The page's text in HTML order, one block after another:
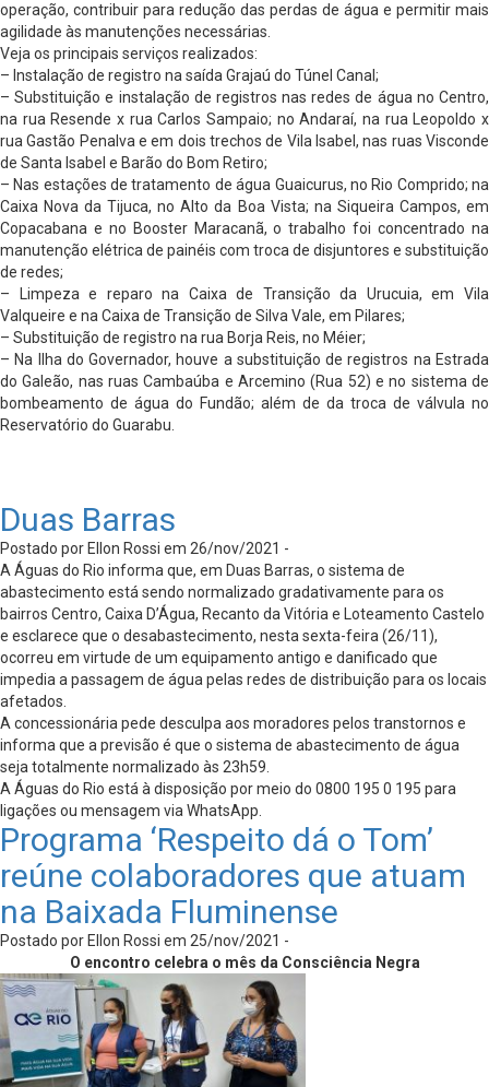
operação, contribuir para redução das perdas de água e permitir mais
agilidade às manutenções necessárias.
Veja os principais serviços realizados:
– Instalação de registro na saída Grajaú do Túnel Canal;
– Substituição e instalação de registros nas redes de água no Centro,
na rua Resende x rua Carlos Sampaio; no Andaraí, na rua Leopoldo x
rua Gastão Penalva e em dois trechos de Vila Isabel, nas ruas Visconde
de Santa Isabel e Barão do Bom Retiro;
– Nas estações de tratamento de água Guaicurus, no Rio Comprido; na
Caixa Nova da Tijuca, no Alto da Boa Vista; na Siqueira Campos, em
Copacabana e no Booster Maracanã, o trabalho foi concentrado na
manutenção elétrica de painéis com troca de disjuntores e substituição
de redes;
– Limpeza e reparo na Caixa de Transição da Urucuia, em Vila
Valqueire e na Caixa de Transição de Silva Vale, em Pilares;
– Substituição de registro na rua Borja Reis, no Méier;
– Na Ilha do Governador, houve a substituição de registros na Estrada
do Galeão, nas ruas Cambaúba e Arcemino (Rua 52) e no sistema de
bombeamento de água do Fundão; além de da troca de válvula no
Reservatório do Guarabu.
Duas Barras
Postado por Ellon Rossi em 26/nov/2021 -
A Águas do Rio informa que, em Duas Barras, o sistema de
abastecimento está sendo normalizado gradativamente para os
bairros Centro, Caixa D’Água, Recanto da Vitória e Loteamento Castelo
e esclarece que o desabastecimento, nesta sexta-feira (26/11),
ocorreu em virtude de um equipamento antigo e danificado que
impedia a passagem de água pelas redes de distribuição para os locais
afetados.
A concessionária pede desculpa aos moradores pelos transtornos e
informa que a previsão é que o sistema de abastecimento de água
seja totalmente normalizado às 23h59.
A Águas do Rio está à disposição por meio do 0800 195 0 195 para
ligações ou mensagem via WhatsApp.
Programa ‘Respeito dá o Tom’
reúne colaboradores que atuam
na Baixada Fluminense
Postado por Ellon Rossi em 25/nov/2021 -
O encontro celebra o mês da Consciência Negra